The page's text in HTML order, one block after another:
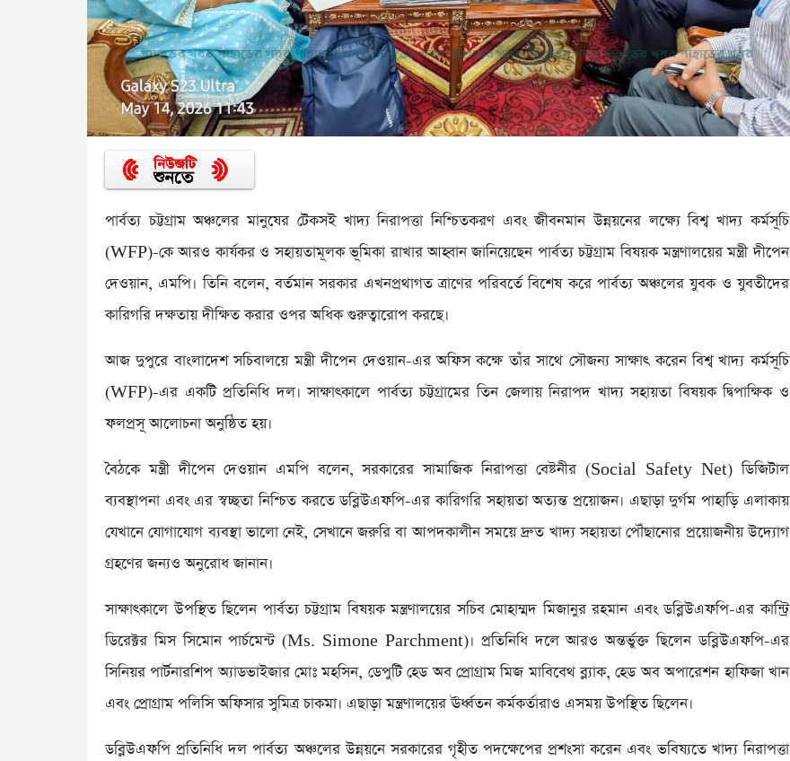
পার্বত্য চট্টগ্রাম অঞ্চলের মানুষের টেকসই খাদ্য নিরাপত্তা নিশ্চিতকরণ এবং জীবনমান উন্নয়নের লক্ষ্যে বিশ্ব খাদ্য কর্মসূচি
(WFP)-কে আরও কার্যকর ও সহায়তামূলক ভূমিকা রাখার আহ্বান জানিয়েছেন পার্বত্য চট্টগ্রাম বিষয়ক মন্ত্রণালয়ের মন্ত্রী দীপেন
দেওয়ান, এমপি। তিনি বলেন, বর্তমান সরকার এখনপ্রথাগত ত্রাণের পরিবর্তে বিশেষ করে পার্বত্য অঞ্চলের যুবক ও যুবতীদের
কারিগরি দক্ষতায় দীক্ষিত করার ওপর অধিক গুরুত্বারোপ করছে।
আজ দুপুরে বাংলাদেশ সচিবালয়ে মন্ত্রী দীপেন দেওয়ান-এর অফিস কক্ষে তাঁর সাথে সৌজন্য সাক্ষাৎ করেন বিশ্ব খাদ্য কর্মসূচি
(WFP)-এর একটি প্রতিনিধি দল। সাক্ষাৎকালে পার্বত্য চট্টগ্রামের তিন জেলায় নিরাপদ খাদ্য সহায়তা বিষয়ক দ্বিপাক্ষিক ও
ফলপ্রসূ আলোচনা অনুষ্ঠিত হয়।
বৈঠকে মন্ত্রী দীপেন দেওয়ান এমপি বলেন, সরকারের সামাজিক নিরাপত্তা বেষ্টনীর (Social Safety Net) ডিজিটাল
ব্যবস্থাপনা এবং এর স্বচ্ছতা নিশ্চিত করতে ডব্লিউএফপি-এর কারিগরি সহায়তা অত্যন্ত প্রয়োজন। এছাড়া দুর্গম পাহাড়ি এলাকায়
যেখানে যোগাযোগ ব্যবস্থা ভালো নেই, সেখানে জরুরি বা আপদকালীন সময়ে দ্রুত খাদ্য সহায়তা পৌঁছানোর প্রয়োজনীয় উদ্যোগ
গ্রহণের জন্যও অনুরোধ জানান।
সাক্ষাৎকালে উপস্থিত ছিলেন পার্বত্য চট্টগ্রাম বিষয়ক মন্ত্রণালয়ের সচিব মোহাম্মদ মিজানুর রহমান এবং ডব্লিউএফপি-এর কান্ট্রি
ডিরেক্টর মিস সিমোন পার্চমেন্ট (Ms. Simone Parchment)। প্রতিনিধি দলে আরও অন্তর্ভুক্ত ছিলেন ডব্লিউএফপি-এর
সিনিয়র পার্টনারশিপ অ্যাডভাইজার মোঃ মহসিন, ডেপুটি হেড অব প্রোগ্রাম মিজ মাবিবেথ ব্ল্যাক, হেড অব অপারেশন হাফিজা খান
এবং প্রোগ্রাম পলিসি অফিসার সুমিত্র চাকমা। এছাড়া মন্ত্রণালয়ের ঊর্ধ্বতন কর্মকর্তারাও এসময় উপস্থিত ছিলেন।
ডব্লিউএফপি প্রতিনিধি দল পার্বত্য অঞ্চলের উন্নয়নে সরকারের গৃহীত পদক্ষেপের প্রশংসা করেন এবং ভবিষ্যতে খাদ্য নিরাপত্তা